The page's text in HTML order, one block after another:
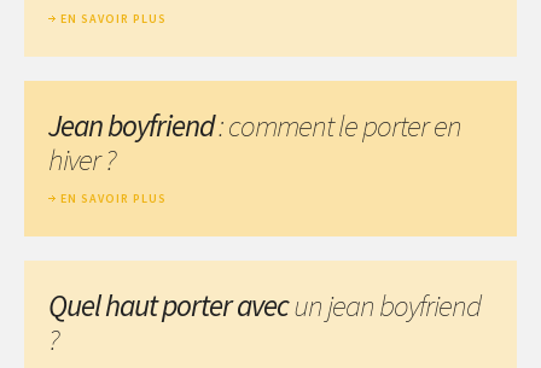
EN SAVOIR PLUS
Jean boyfriend: comment le porter en
hiver ?
EN SAVOIR PLUS
Quel haut porter avecun jean boyfriend
?